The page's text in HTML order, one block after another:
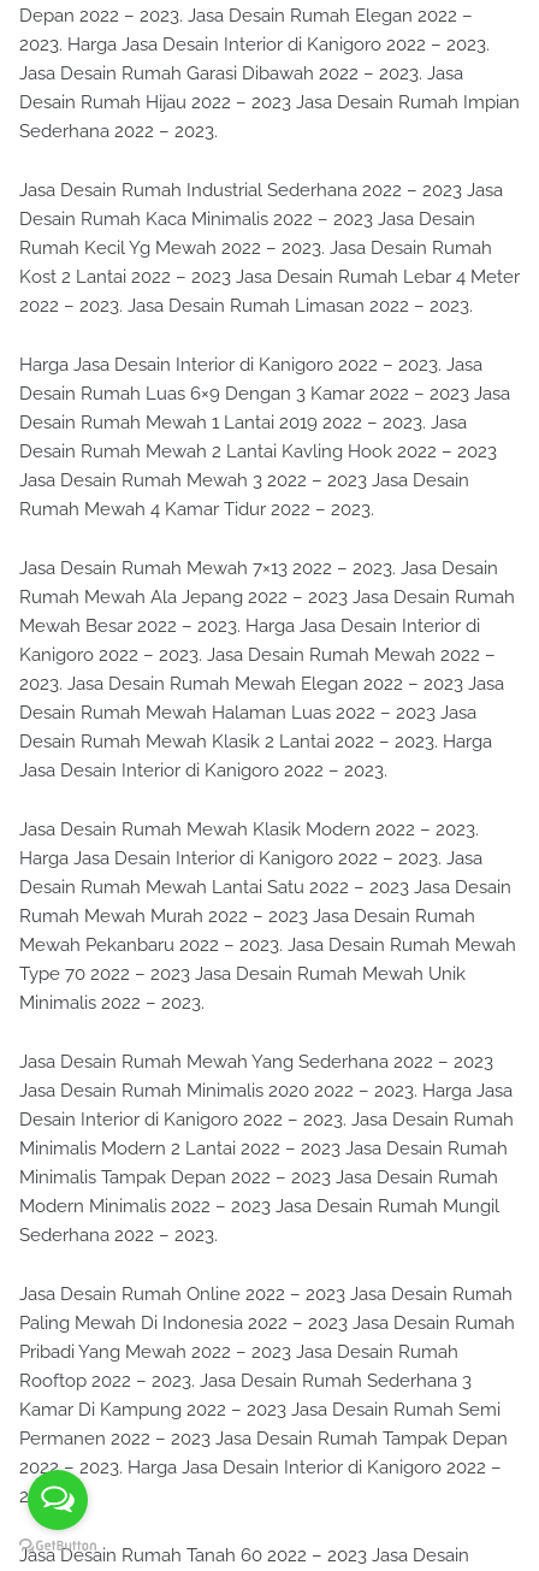
Depan 2022 – 2023. Jasa Desain Rumah Elegan 2022 –
2023. Harga Jasa Desain Interior di Kanigoro 2022 – 2023.
Jasa Desain Rumah Garasi Dibawah 2022 – 2023. Jasa
Desain Rumah Hijau 2022 – 2023 Jasa Desain Rumah Impian
Sederhana 2022 – 2023.
Jasa Desain Rumah Industrial Sederhana 2022 – 2023 Jasa
Desain Rumah Kaca Minimalis 2022 – 2023 Jasa Desain
Rumah Kecil Yg Mewah 2022 – 2023. Jasa Desain Rumah
Kost 2 Lantai 2022 – 2023 Jasa Desain Rumah Lebar 4 Meter
2022 – 2023. Jasa Desain Rumah Limasan 2022 – 2023.
Harga Jasa Desain Interior di Kanigoro 2022 – 2023. Jasa
Desain Rumah Luas 6×9 Dengan 3 Kamar 2022 – 2023 Jasa
Desain Rumah Mewah 1 Lantai 2019 2022 – 2023. Jasa
Desain Rumah Mewah 2 Lantai Kavling Hook 2022 – 2023
Jasa Desain Rumah Mewah 3 2022 – 2023 Jasa Desain
Rumah Mewah 4 Kamar Tidur 2022 – 2023.
Jasa Desain Rumah Mewah 7×13 2022 – 2023. Jasa Desain
Rumah Mewah Ala Jepang 2022 – 2023 Jasa Desain Rumah
Mewah Besar 2022 – 2023. Harga Jasa Desain Interior di
Kanigoro 2022 – 2023. Jasa Desain Rumah Mewah 2022 –
2023. Jasa Desain Rumah Mewah Elegan 2022 – 2023 Jasa
Desain Rumah Mewah Halaman Luas 2022 – 2023 Jasa
Desain Rumah Mewah Klasik 2 Lantai 2022 – 2023. Harga
Jasa Desain Interior di Kanigoro 2022 – 2023.
Jasa Desain Rumah Mewah Klasik Modern 2022 – 2023.
Harga Jasa Desain Interior di Kanigoro 2022 – 2023. Jasa
Desain Rumah Mewah Lantai Satu 2022 – 2023 Jasa Desain
Rumah Mewah Murah 2022 – 2023 Jasa Desain Rumah
Mewah Pekanbaru 2022 – 2023. Jasa Desain Rumah Mewah
Type 70 2022 – 2023 Jasa Desain Rumah Mewah Unik
Minimalis 2022 – 2023.
Jasa Desain Rumah Mewah Yang Sederhana 2022 – 2023
Jasa Desain Rumah Minimalis 2020 2022 – 2023. Harga Jasa
Desain Interior di Kanigoro 2022 – 2023. Jasa Desain Rumah
Minimalis Modern 2 Lantai 2022 – 2023 Jasa Desain Rumah
Minimalis Tampak Depan 2022 – 2023 Jasa Desain Rumah
Modern Minimalis 2022 – 2023 Jasa Desain Rumah Mungil
Sederhana 2022 – 2023.
Jasa Desain Rumah Online 2022 – 2023 Jasa Desain Rumah
Paling Mewah Di Indonesia 2022 – 2023 Jasa Desain Rumah
Pribadi Yang Mewah 2022 – 2023 Jasa Desain Rumah
Rooftop 2022 – 2023. Jasa Desain Rumah Sederhana 3
Kamar Di Kampung 2022 – 2023 Jasa Desain Rumah Semi
Permanen 2022 – 2023 Jasa Desain Rumah Tampak Depan
2022 – 2023. Harga Jasa Desain Interior di Kanigoro 2022 –
2023.
Jasa Desain Rumah Tanah 60 2022 – 2023 Jasa Desain